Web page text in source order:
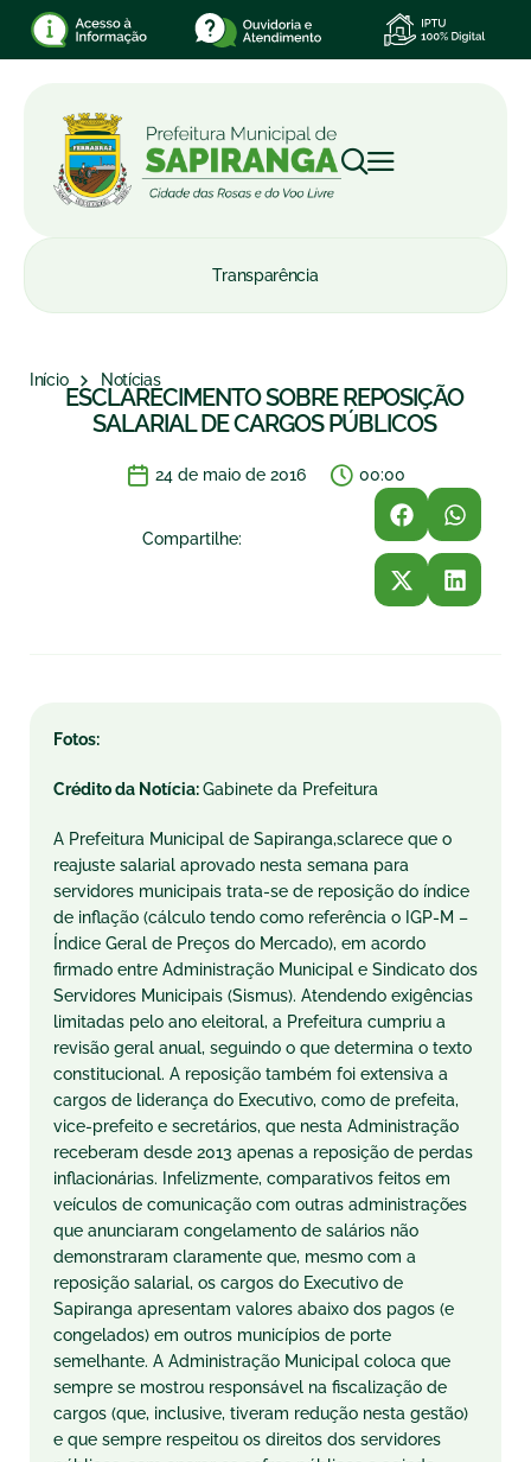
Transparência
Início Notícias
ESCLARECIMENTO SOBRE REPOSIÇÃO
SALARIAL DE CARGOS PÚBLICOS
24 de maio de 2016 00:00
Compartilhe:
Fotos:
Crédito da Notícia:Gabinete da Prefeitura
A Prefeitura Municipal de Sapiranga,sclarece que o
reajuste salarial aprovado nesta semana para
servidores municipais trata-se de reposição do índice
de inflação (cálculo tendo como referência o IGP-M –
Índice Geral de Preços do Mercado), em acordo
firmado entre Administração Municipal e Sindicato dos
Servidores Municipais (Sismus). Atendendo exigências
limitadas pelo ano eleitoral, a Prefeitura cumpriu a
revisão geral anual, seguindo o que determina o texto
constitucional. A reposição também foi extensiva a
cargos de liderança do Executivo, como de prefeita,
vice-prefeito e secretários, que nesta Administração
receberam desde 2013 apenas a reposição de perdas
inflacionárias. Infelizmente, comparativos feitos em
veículos de comunicação com outras administrações
que anunciaram congelamento de salários não
demonstraram claramente que, mesmo com a
reposição salarial, os cargos do Executivo de
Sapiranga apresentam valores abaixo dos pagos (e
congelados) em outros municípios de porte
semelhante. A Administração Municipal coloca que
sempre se mostrou responsável na fiscalização de
cargos (que, inclusive, tiveram redução nesta gestão)
e que sempre respeitou os direitos dos servidores